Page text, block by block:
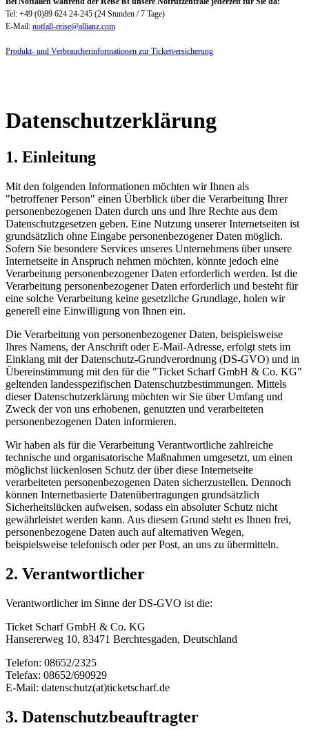
Tel: +49 (0)89 624 24-245 (24 Stunden / 7 Tage)
E-Mail: notfall-reise@allianz.com
Produkt- und Verbraucherinformationen zur Ticketversicherung
Datenschutzerklärung
1. Einleitung
Mit den folgenden Informationen möchten wir Ihnen als
"betroffener Person" einen Überblick über die Verarbeitung Ihrer
personenbezogenen Daten durch uns und Ihre Rechte aus dem
Datenschutzgesetzen geben. Eine Nutzung unserer Internetseiten ist
grundsätzlich ohne Eingabe personenbezogener Daten möglich.
Sofern Sie besondere Services unseres Unternehmens über unsere
Internetseite in Anspruch nehmen möchten, könnte jedoch eine
Verarbeitung personenbezogener Daten erforderlich werden. Ist die
Verarbeitung personenbezogener Daten erforderlich und besteht für
eine solche Verarbeitung keine gesetzliche Grundlage, holen wir
generell eine Einwilligung von Ihnen ein.
Die Verarbeitung von personenbezogener Daten, beispielsweise
Ihres Namens, der Anschrift oder E-Mail-Adresse, erfolgt stets im
Einklang mit der Datenschutz-Grundverordnung (DS-GVO) und in
Übereinstimmung mit den für die "Ticket Scharf GmbH & Co. KG"
geltenden landesspezifischen Datenschutzbestimmungen. Mittels
dieser Datenschutzerklärung möchten wir Sie über Umfang und
Zweck der von uns erhobenen, genutzten und verarbeiteten
personenbezogenen Daten informieren.
Wir haben als für die Verarbeitung Verantwortliche zahlreiche
technische und organisatorische Maßnahmen umgesetzt, um einen
möglichst lückenlosen Schutz der über diese Internetseite
verarbeiteten personenbezogenen Daten sicherzustellen. Dennoch
können Internetbasierte Datenübertragungen grundsätzlich
Sicherheitslücken aufweisen, sodass ein absoluter Schutz nicht
gewährleistet werden kann. Aus diesem Grund steht es Ihnen frei,
personenbezogene Daten auch auf alternativen Wegen,
beispielsweise telefonisch oder per Post, an uns zu übermitteln.
2. Verantwortlicher
Verantwortlicher im Sinne der DS-GVO ist die:
Ticket Scharf GmbH & Co. KG
Hansererweg 10, 83471 Berchtesgaden, Deutschland
Telefon: 08652/2325
Telefax: 08652/690929
E-Mail: datenschutz(at)ticketscharf.de
3. Datenschutzbeauftragter